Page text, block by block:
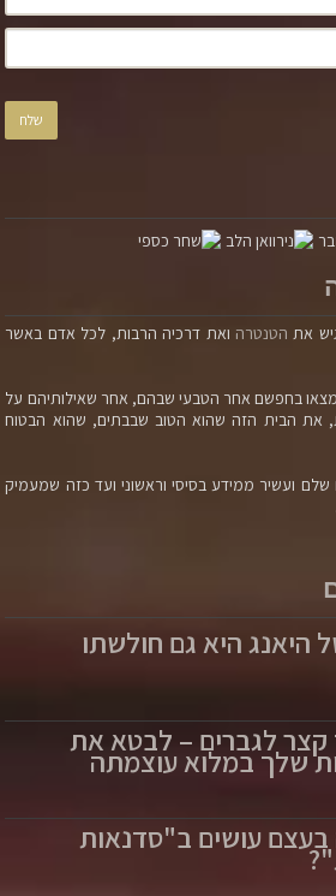
את הטנטרה ואת דרכיה הרבות, לכל אדם באשר
בחפשם אחר הטבעי שבהם, אחר שאילותיהם על
את הבית הזה שהוא הטוב שבבתים, שהוא הבטוח
ועשיר ממידע בסיסי וראשוני ועד כזה שמעמיק
היאנג היא גם חולשתו
קצר לגברים – לבטא את
שלך במלוא עוצמתה
עושים ב"סדנאות